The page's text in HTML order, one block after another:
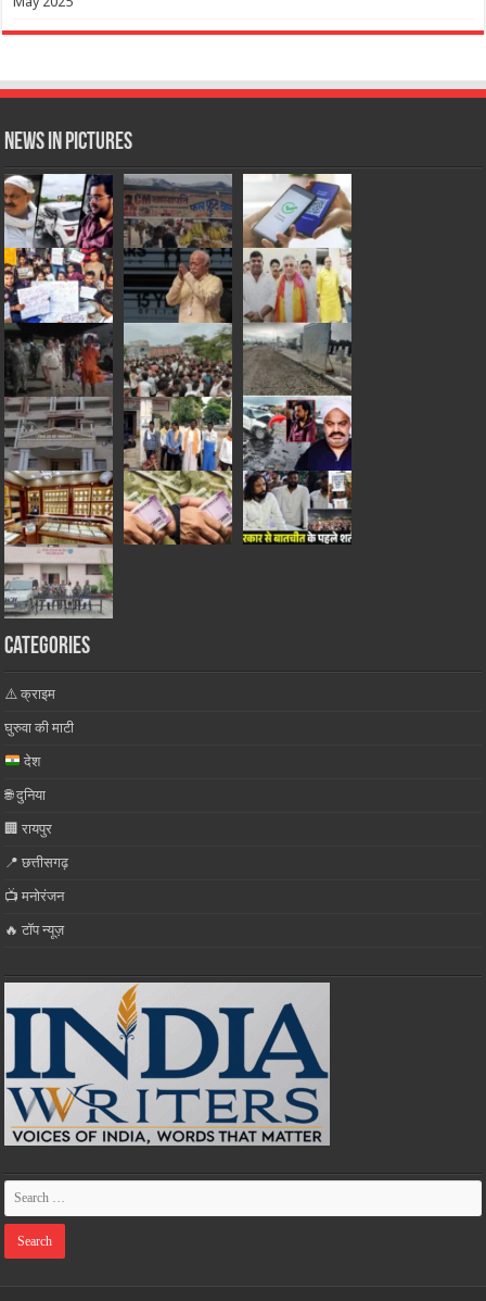
News in Pictures
Categories
⚠️ क्राइम
घुरुवा की माटी
देश
🌐 दुनिया
🏢 रायपुर
📍 छत्तीसगढ़
📺 मनोरंजन
🔥 टॉप न्यूज़